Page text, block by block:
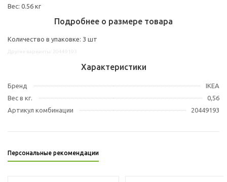
Вес: 0.56 кг
Подробнее о размере товара
Количество в упаковке: 3 шт
Характеристики
Бренд
IKEA
Вес в кг.
0,56
Артикул комбинации
20449193
Персональные рекомендации